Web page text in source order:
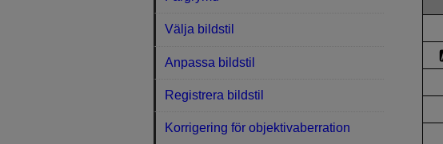
Välja bildstil
Anpassa bildstil
Registrera bildstil
Korrigering för objektivaberration